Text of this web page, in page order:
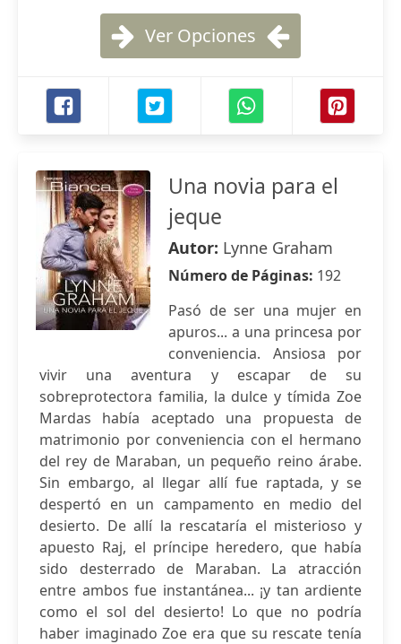
Ver Opciones
Una novia para el
jeque
Autor: Lynne Graham
Número de Páginas: 192
Pasó de ser una mujer en
apuros... a una princesa por
conveniencia. Ansiosa por
vivir una aventura y escapar de su
sobreprotectora familia, la dulce y tímida Zoe
Mardas había aceptado una propuesta de
matrimonio por conveniencia con el hermano
del rey de Maraban, un pequeño reino árabe.
Sin embargo, al llegar allí fue raptada, y se
despertó en un campamento en medio del
desierto. De allí la rescataría el misterioso y
apuesto Raj, el príncipe heredero, que había
sido desterrado de Maraban. La atracción
entre ambos fue instantánea... ¡y tan ardiente
como el sol del desierto! Lo que no podría
haber imaginado Zoe era que su rescate tenía